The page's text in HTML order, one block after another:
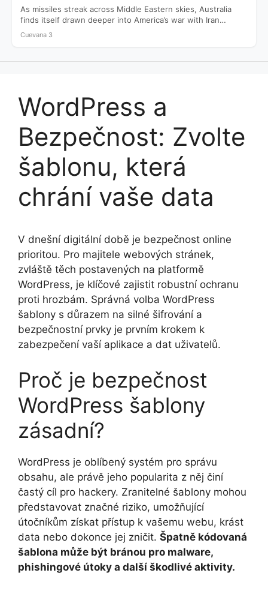
As missiles streak across Middle Eastern skies, Australia
finds itself drawn deeper into America’s war with Iran
while…
Cuevana 3
WordPress a
Bezpečnost: Zvolte
šablonu, která
chrání vaše data
V dnešní digitální době je bezpečnost online
prioritou. Pro majitele webových stránek,
zvláště těch postavených na platformě
WordPress, je klíčové zajistit robustní ochranu
proti hrozbám. Správná volba WordPress
šablony s důrazem na silné šifrování a
bezpečnostní prvky je prvním krokem k
zabezpečení vaší aplikace a dat uživatelů.
Proč je bezpečnost
WordPress šablony
zásadní?
WordPress je oblíbený systém pro správu
obsahu, ale právě jeho popularita z něj činí
častý cíl pro hackery. Zranitelné šablony mohou
představovat značné riziko, umožňující
útočníkům získat přístup k vašemu webu, krást
data nebo dokonce jej zničit. Špatně kódovaná
šablona může být bránou pro malware,
phishingové útoky a další škodlivé aktivity.